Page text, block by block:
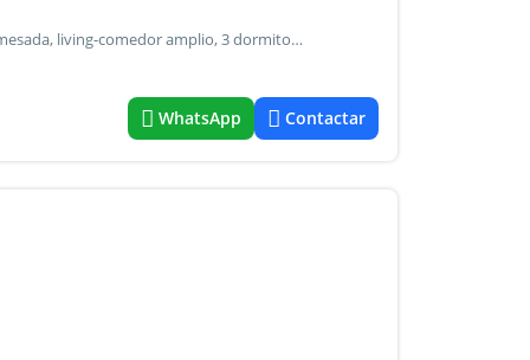
Casa habitacion la cual cuenta con: cocina con isla y bajo-mesada, living-comedor amplio, 3 dormitorios todos con placard; dos de ellos possen doble placard, baño principal con ante-baño y lavadero el mismo cuenta con doble acceso uno por dormitorio principal y el otro por la cocina. Fondo parquizado con parrillero, cochera semi-cubierta para cuatro vehiculos. Galpon de material de ladrillo con techo cañizo. Construccion prevista a terminar cantina con 2 baños y deposito con un total de 130 m2 ademas 3 cachas de futbol con ingreso independiente con obra de luz subterranea y postes de luz apta a credito hipotecario oferta provista por sistema som - codigo: ezp579
WhatsApp Contactar